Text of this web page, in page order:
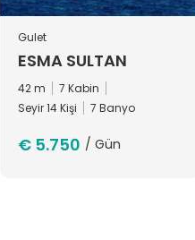
Gulet
ESMA SULTAN
42 m
7 Kabin
Seyir 14 Kişi
7 Banyo
€ 5.750 / Gün